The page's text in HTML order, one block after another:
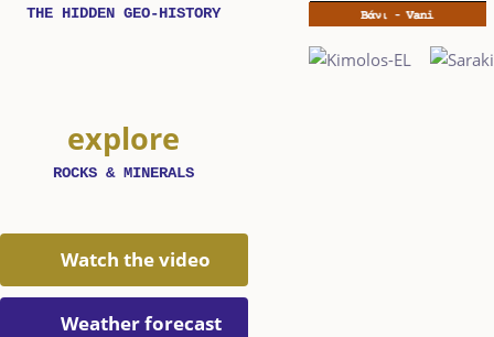
THE HIDDEN GEO-HISTORY
explore
ROCKS & MINERALS
Watch the video
Weather forecast